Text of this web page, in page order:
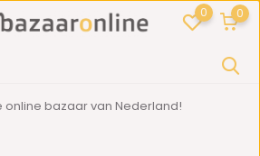
0 0
online bazaar van Nederland!